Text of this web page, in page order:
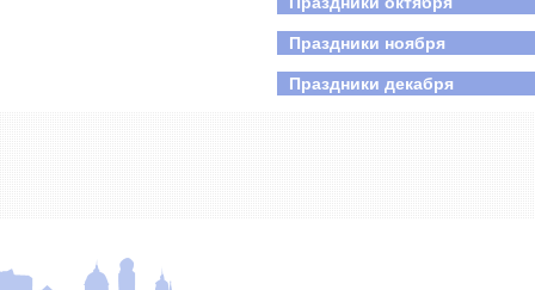
Праздники ноября
Праздники декабря